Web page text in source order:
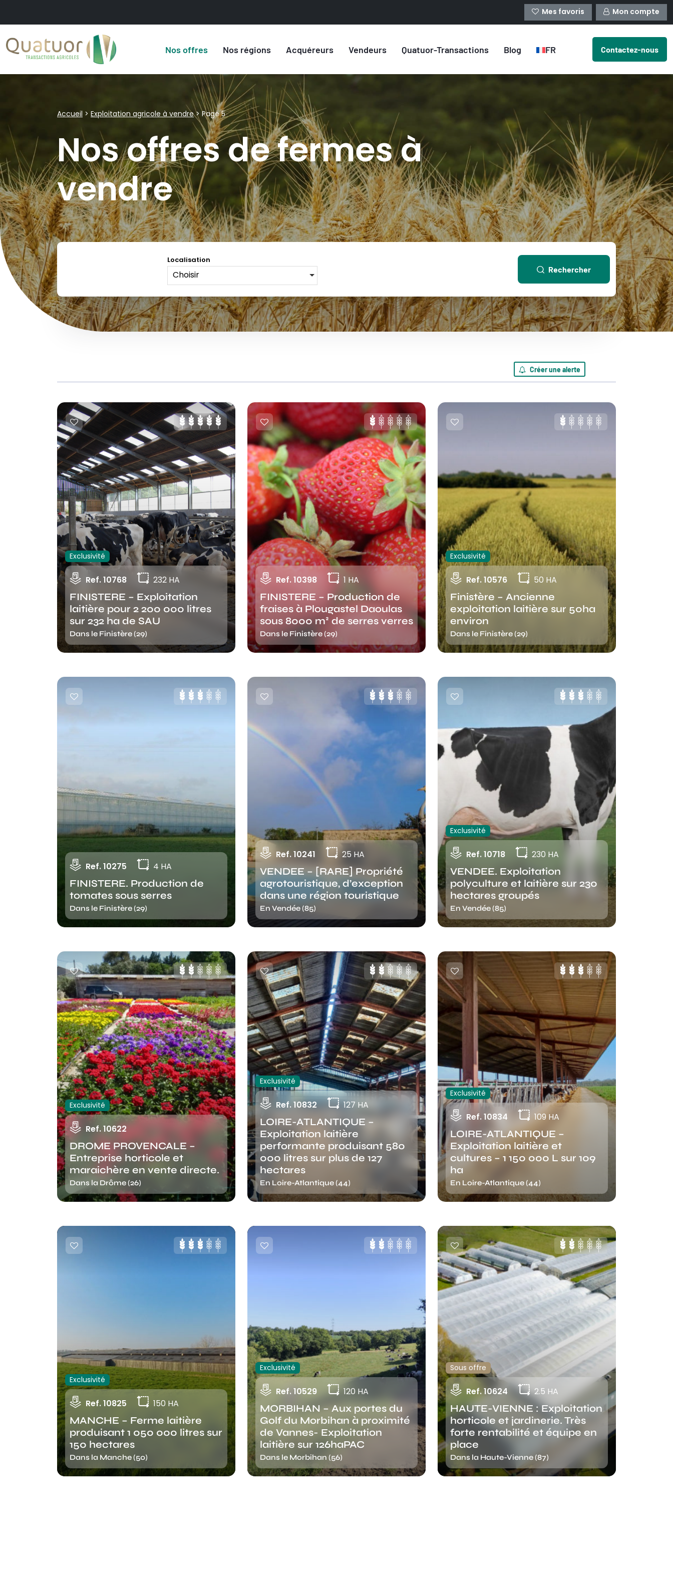
Mes favoris Mon compte
Nos offres Nos régions Acquéreurs Vendeurs Quatuor-Transactions Blog FR Contactez-nous
Accueil > Exploitation agricole à vendre>Page 5
Nos offres de fermes à
vendre
Localisation
Choisir Rechercher
Créer une alerte
Exclusivité
Ref. 10768 232 HA
FINISTERE – Exploitation
laitière pour 2 200 000 litres
sur 232 ha de SAU
Dans le Finistère (29)
Ref. 10398 1 HA
FINISTERE – Production de
fraises à Plougastel Daoulas
sous 8000 m² de serres verres
Dans le Finistère (29)
Exclusivité
Ref. 10576 50 HA
Finistère – Ancienne
exploitation laitière sur 50ha
environ
Dans le Finistère (29)
Ref. 10275 4 HA
FINISTERE. Production de
tomates sous serres
Dans le Finistère (29)
Ref. 10241 25 HA
VENDEE – [RARE] Propriété
agrotouristique, d’exception
dans une région touristique
En Vendée (85)
Exclusivité
Ref. 10718 230 HA
VENDEE. Exploitation
polyculture et laitière sur 230
hectares groupés
En Vendée (85)
Exclusivité
Ref. 10622
DROME PROVENCALE –
Entreprise horticole et
maraichère en vente directe.
Dans la Drôme (26)
Exclusivité
Ref. 10832 127 HA
LOIRE-ATLANTIQUE –
Exploitation laitière
performante produisant 580
000 litres sur plus de 127
hectares
En Loire-Atlantique (44)
Exclusivité
Ref. 10834 109 HA
LOIRE-ATLANTIQUE –
Exploitation laitière et
cultures – 1 150 000 L sur 109
ha
En Loire-Atlantique (44)
Exclusivité
Ref. 10825 150 HA
MANCHE – Ferme laitière
produisant 1 050 000 litres sur
150 hectares
Dans la Manche (50)
Exclusivité
Ref. 10529 120 HA
MORBIHAN – Aux portes du
Golf du Morbihan à proximité
de Vannes- Exploitation
laitière sur 126haPAC
Dans le Morbihan (56)
Sous offre
Ref. 10624 2.5 HA
HAUTE-VIENNE : Exploitation
horticole et jardinerie. Très
forte rentabilité et équipe en
place
Dans la Haute-Vienne (87)